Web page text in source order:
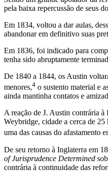
pela baixa repercussão de seus
Em 1834, voltou a dar aulas,
abandonar em definitivo suas
Em 1836, foi indicado para
tenha sido abruptamente
De 1840 a 1844, os Austin
menores,4 o sustento material e
ainda mantinha contatos e
A reação de J. Austin contrária
Weybridge, cidade a cerca de
uma das causas do afastamento
De seu retorno à Inglaterra em
of Jurisprudence Determined
contrária à continuidade das